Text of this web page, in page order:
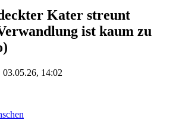
Kater streunt
ist kaum zu
03.05.26, 14:02